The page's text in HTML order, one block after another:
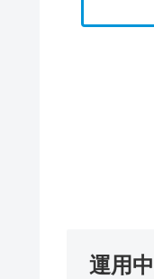
運用